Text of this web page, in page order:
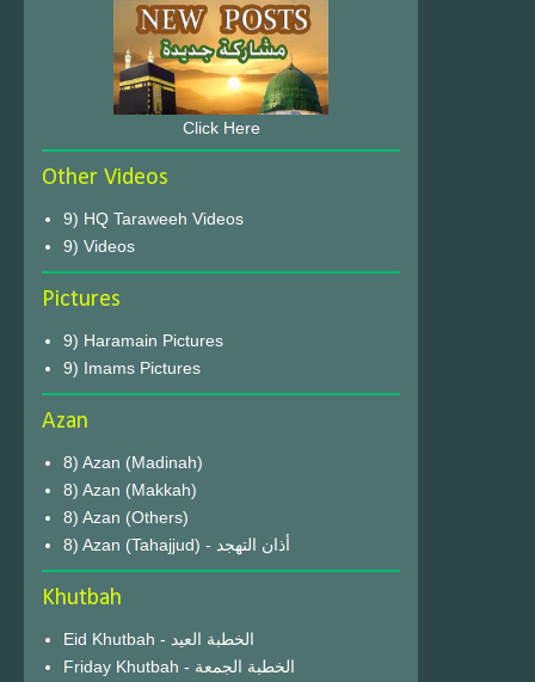
Click Here
Other Videos
9) HQ Taraweeh Videos
9) Videos
Pictures
9) Haramain Pictures
9) Imams Pictures
Azan
8) Azan (Madinah)
8) Azan (Makkah)
8) Azan (Others)
8) Azan (Tahajjud) - أذان التهجد
Khutbah
Eid Khutbah - الخطبة العيد
Friday Khutbah - الخطبة الجمعة